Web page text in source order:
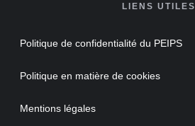
LIENS UTILES
Politique de confidentialité du PEIPS
Politique en matière de cookies
Mentions légales